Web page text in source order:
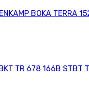
BOKA TERRA
TR 678 166B STBT